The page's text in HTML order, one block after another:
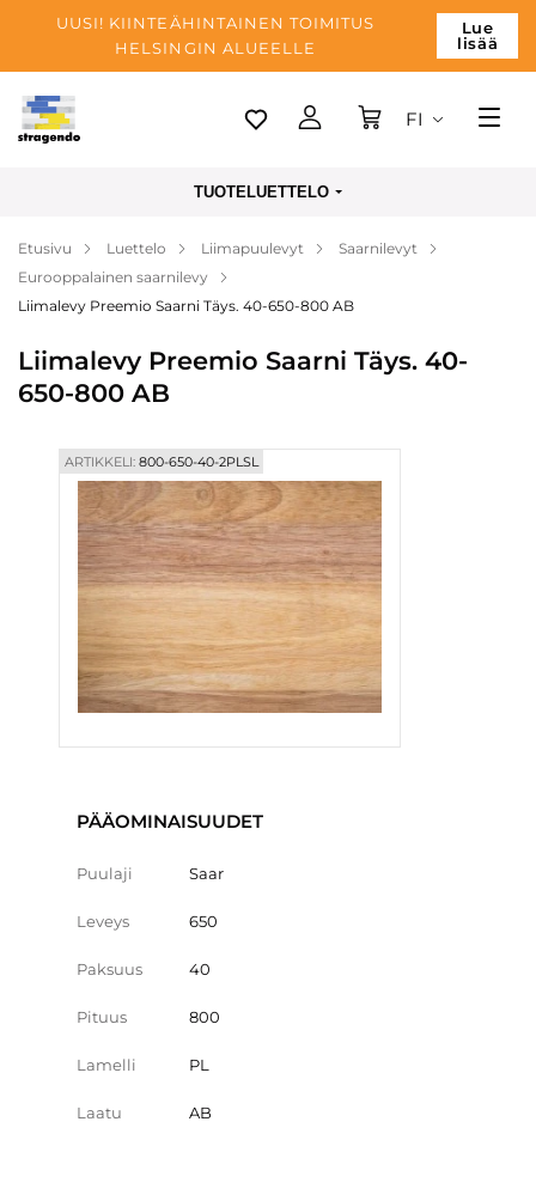
UUSI! KIINTEÄHINTAINEN TOIMITUS
HELSINGIN ALUEELLE
Lue
lisää
Tallinn
Maksu
Yrityksen
Blogi
Yhteystiedot
FI
TUOTELUETTELO
Etusivu Luettelo Liimapuulevyt
Saarnilevyt
Eurooppalainen saarnilevy
Liimalevy Preemio Saarni Täys. 40-650-800 AB
Liimalevy Preemio Saarni Täys. 40-
650-800 AB
ARTIKKELI:800-650-40-2PLSL
PÄÄOMINAISUUDET
Puulaji Saar
Leveys 650
Paksuus 40
Pituus 800
Lamelli PL
Laatu AB